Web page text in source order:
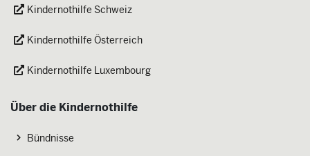
Kindernothilfe Schweiz
Kindernothilfe Österreich
Kindernothilfe Luxembourg
Über die Kindernothilfe
Bündnisse